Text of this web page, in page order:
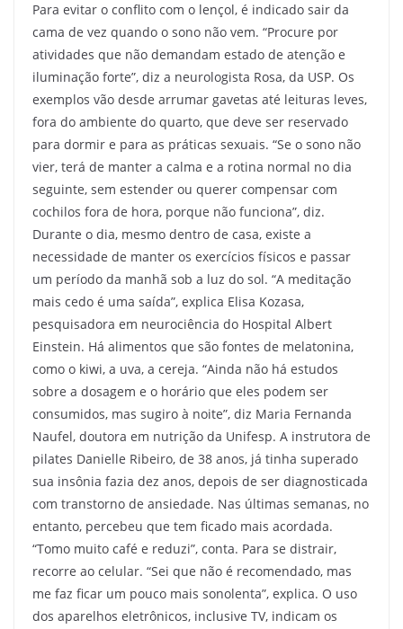
Para evitar o conflito com o lençol, é indicado sair da
cama de vez quando o sono não vem. “Procure por
atividades que não demandam estado de atenção e
iluminação forte”, diz a neurologista Rosa, da USP. Os
exemplos vão desde arrumar gavetas até leituras leves,
fora do ambiente do quarto, que deve ser reservado
para dormir e para as práticas sexuais. “Se o sono não
vier, terá de manter a calma e a rotina normal no dia
seguinte, sem estender ou querer compensar com
cochilos fora de hora, porque não funciona”, diz.
Durante o dia, mesmo dentro de casa, existe a
necessidade de manter os exercícios físicos e passar
um período da manhã sob a luz do sol. “A meditação
mais cedo é uma saída”, explica Elisa Kozasa,
pesquisadora em neurociência do Hospital Albert
Einstein. Há alimentos que são fontes de melatonina,
como o kiwi, a uva, a cereja. “Ainda não há estudos
sobre a dosagem e o horário que eles podem ser
consumidos, mas sugiro à noite”, diz Maria Fernanda
Naufel, doutora em nutrição da Unifesp. A instrutora de
pilates Danielle Ribeiro, de 38 anos, já tinha superado
sua insônia fazia dez anos, depois de ser diagnosticada
com transtorno de ansiedade. Nas últimas semanas, no
entanto, percebeu que tem ficado mais acordada.
“Tomo muito café e reduzi”, conta. Para se distrair,
recorre ao celular. “Sei que não é recomendado, mas
me faz ficar um pouco mais sonolenta”, explica. O uso
dos aparelhos eletrônicos, inclusive TV, indicam os